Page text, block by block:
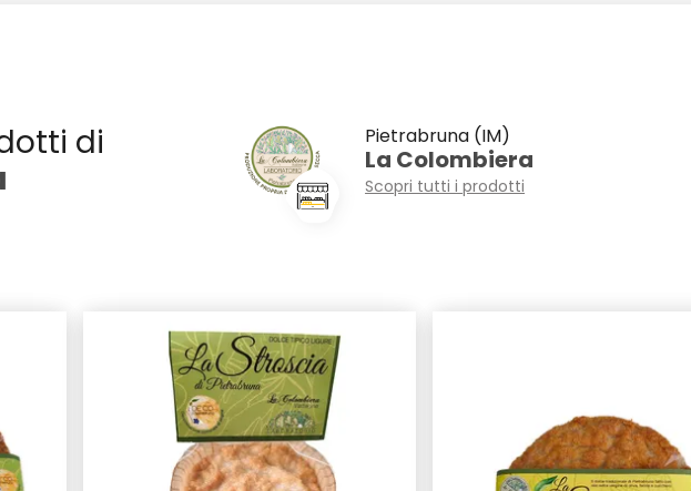
di
Pietrabruna (IM)
La Colombiera
Scopri tutti i prodotti